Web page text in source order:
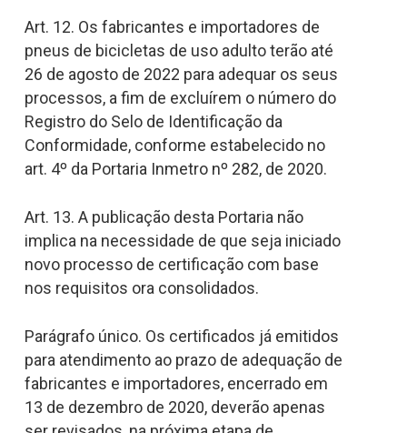
Art. 12. Os fabricantes e importadores de
pneus de bicicletas de uso adulto terão até
26 de agosto de 2022 para adequar os seus
processos, a fim de excluírem o número do
Registro do Selo de Identificação da
Conformidade, conforme estabelecido no
art. 4º da Portaria Inmetro nº 282, de 2020.
Art. 13. A publicação desta Portaria não
implica na necessidade de que seja iniciado
novo processo de certificação com base
nos requisitos ora consolidados.
Parágrafo único. Os certificados já emitidos
para atendimento ao prazo de adequação de
fabricantes e importadores, encerrado em
13 de dezembro de 2020, deverão apenas